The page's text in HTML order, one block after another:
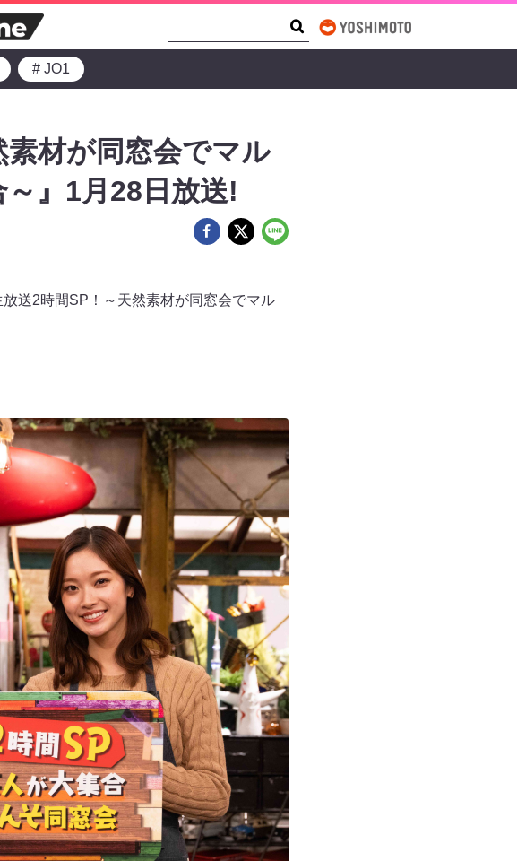
# JO1
素材が同窓会でマル
』1月28日放送!
送2時間SP！～天然素材が同窓会でマル